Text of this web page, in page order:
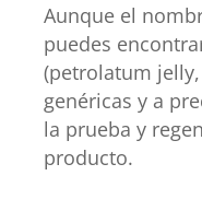
Aunque el
puedes
(petrolatum
genéricas y a
la prueba y
producto.